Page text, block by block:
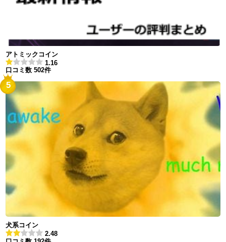
アトミックコイン
1.16
口コミ数 502件
5
犬系コイン
2.48